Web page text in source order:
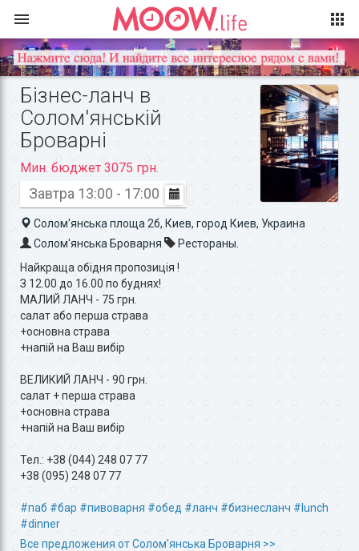
Бізнес-ланч в
Солом'янській
Броварні
Мин. бюджет 3075 грн.
Завтра 13:00 - 17:00
Солом'янська площа 2б, Киев, город Киев, Украина
Солом'янська Броварня
Рестораны.
Найкраща обідня пропозиція !
З 12.00 до 16.00 по буднях!
МАЛИЙ ЛАНЧ - 75 грн.
салат або перша страва
+основна страва
+напій на Ваш вибір
ВЕЛИКИЙ ЛАНЧ - 90 грн.
салат + перша страва
+основна страва
+напій на Ваш вибір
Тел.: +38 (044) 248 07 77
+38 (095) 248 07 77
#паб #бар #пивоварня #обед #ланч #бизнесланч #lunch
#dinner
Все предложения от Солом'янська Броварня >>